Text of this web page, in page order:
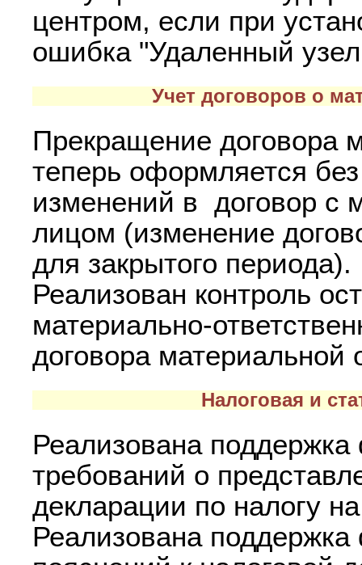
центром, если при
ошибка "Удаленный
Учет договоров о
Прекращение договора
теперь оформляется
изменений в договор с
лицом (изменение
для закрытого периода).
Реализован контроль
материально-
договора материальной
Налоговая и
Реализована
требований о
декларации по налогу
Реализована